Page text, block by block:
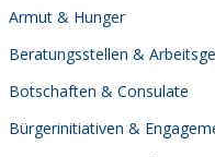
Armut & Hunger
Beratungsstellen &
Botschaften & Consulate
Bürgerinitiativen &